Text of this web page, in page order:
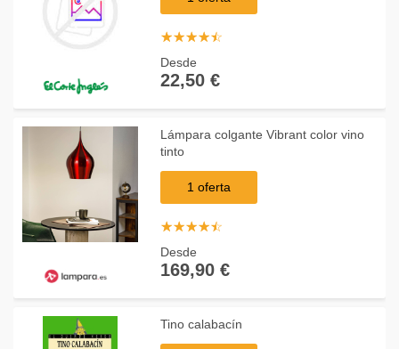
☆☆☆☆☆
★★★★★
Desde
22,50 €
Lámpara colgante Vibrant color vino
tinto
1 oferta
☆☆☆☆☆
★★★★★
Desde
169,90 €
Tino calabacín